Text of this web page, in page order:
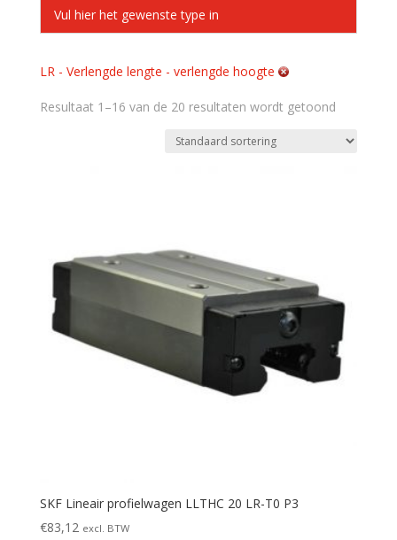
LR - Verlengde lengte - verlengde hoogte
Resultaat 1–16 van de 20 resultaten wordt getoond
SKF Lineair profielwagen LLTHC 20 LR-T0 P3
€83,12 excl. BTW